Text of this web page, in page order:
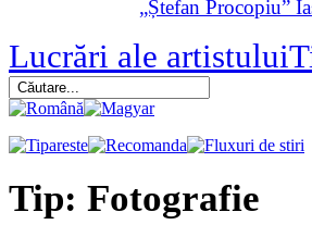
„Ștefan Procopiu”
Lucrări ale artistului
Tip: Fotografie